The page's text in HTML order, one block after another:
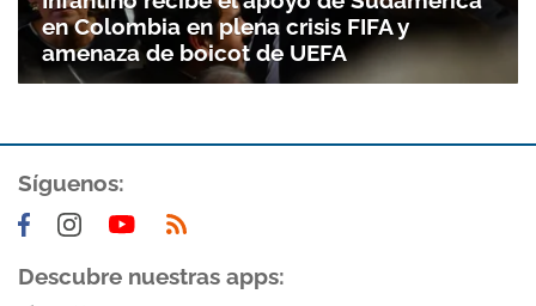
en Colombia en plena crisis FIFA y
amenaza de boicot de UEFA
Síguenos:
Descubre nuestras apps: